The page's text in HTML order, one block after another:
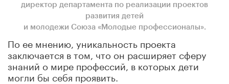
директор департамента по реализации проектов
развития детей
и молодежи Союза «Молодые профессионалы».
По ее мнению, уникальность проекта
заключается в том, что он расширяет сферу
знаний о мире профессий, в которых дети
могли бы себя проявить.